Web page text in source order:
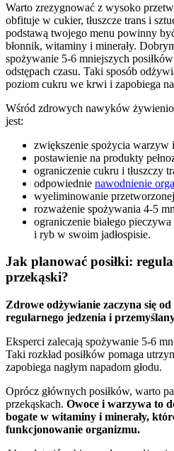
Warto zrezygnować z wysoko
obfituje w cukier, tłuszcze trans i
podstawą twojego menu powinny
błonnik, witaminy i minerały.
spożywanie 5-6 mniejszych
odstępach czasu. Taki sposób
poziom cukru we krwi i zapobiega
Wśród zdrowych nawyków
jest:
zwiększenie spożycia warzyw
postawienie na produkty
ograniczenie cukru i tłuszczy
odpowiednie nawodnienie
wyeliminowanie
rozważenie spożywania 4-5
ograniczenie białego
i ryb w swoim jadłospisie.
Jak planować posiłki:
przekąski?
Zdrowe odżywianie zaczyna się
regularnego jedzenia i
Eksperci zalecają spożywanie 5-6
Taki rozkład posiłków pomaga
zapobiega nagłym napadom głodu.
Oprócz głównych posiłków, warto
przekąskach. Owoce i warzywa to
bogate w witaminy i minerały,
funkcjonowanie organizmu.